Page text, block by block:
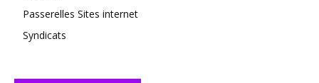
Passerelles Sites internet
Syndicats